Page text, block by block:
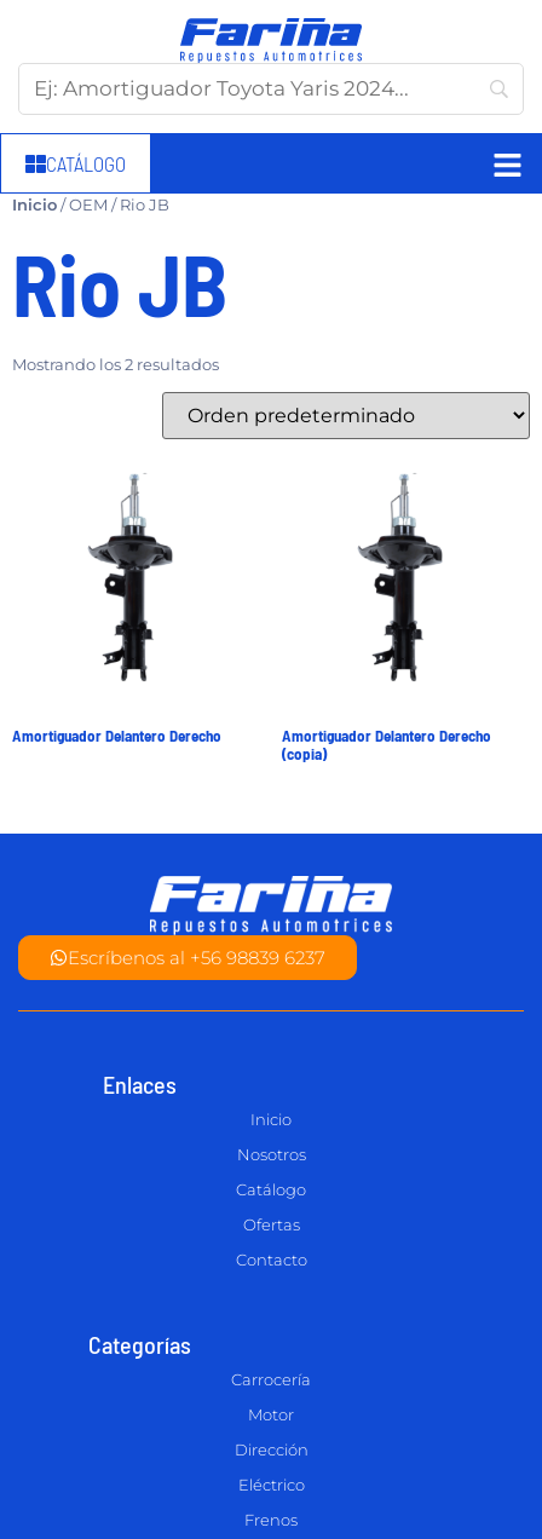
CATÁLOGO
Inicio/ OEM / Rio JB
Rio JB
Mostrando los 2 resultados
Amortiguador Delantero Derecho
Amortiguador Delantero Derecho
(copia)
Escríbenos al +56 98839 6237
Enlaces
Inicio
Nosotros
Catálogo
Ofertas
Contacto
Categorías
Carrocería
Motor
Dirección
Eléctrico
Frenos